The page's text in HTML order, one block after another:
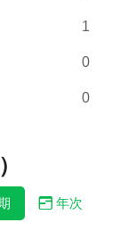
1
0
0
年次